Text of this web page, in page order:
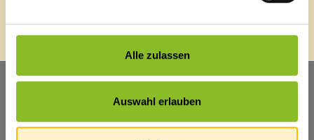
Alle zulassen
Auswahl erlauben
Allianz in den Alpen
e5
Landschaftsentwicklungskonzept
Natura 2000: Frastanzer Ried
Marktgemeinde Frastanz
A-6820 Frastanz